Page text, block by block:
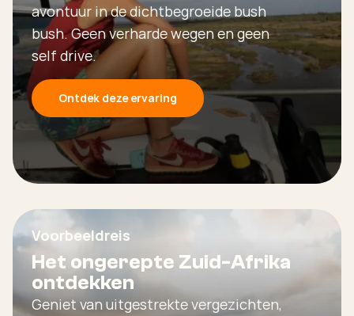
avontuur in de dichtbegroeide bush
bush. Geen verharde wegen en geen
self drive.
Ontdek deze ervaring
Voorbeeldreis
Het ongerepte Zuid-Afrika
ontdekken
Geniet van uitgestrekte vergezichten,